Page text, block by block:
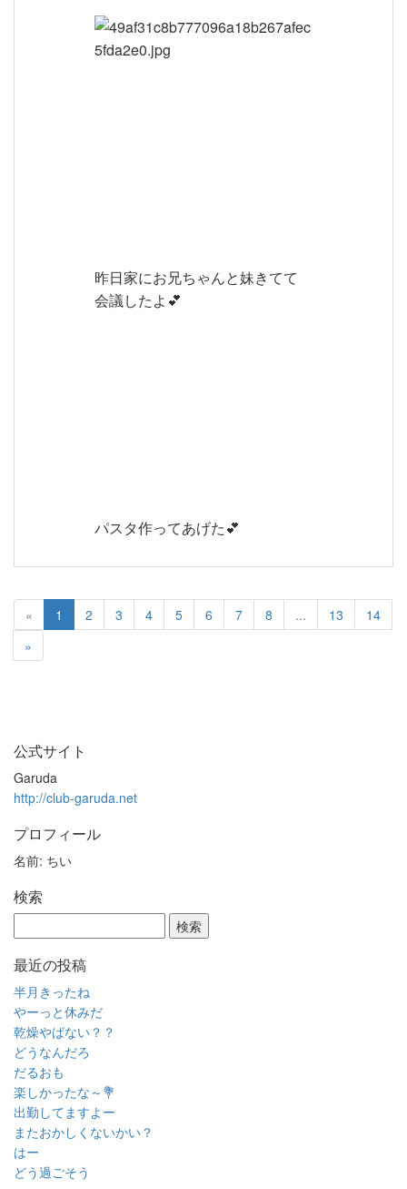
昨日家にお兄ちゃんと妹きてて
会議したよ💕
パスタ作ってあげた💕
« 1 2 3 4 5 6 7 8 ... 13
14
»
公式サイト
Garuda
http://club-garuda.net
プロフィール
名前: ちい
検索
最近の投稿
半月きったね
やーっと休みだ
乾燥やばない？？
どうなんだろ
だるおも
楽しかったな～💐
出勤してますよー
またおかしくないかい？
はー
どう過ごそう